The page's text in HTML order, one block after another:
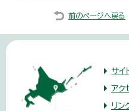
前のページへ戻る
サイ
アク
リン